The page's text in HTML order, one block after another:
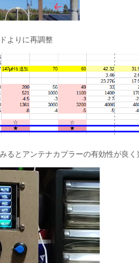
よりに再調整
るとアンテナカプラーの有効性が良く